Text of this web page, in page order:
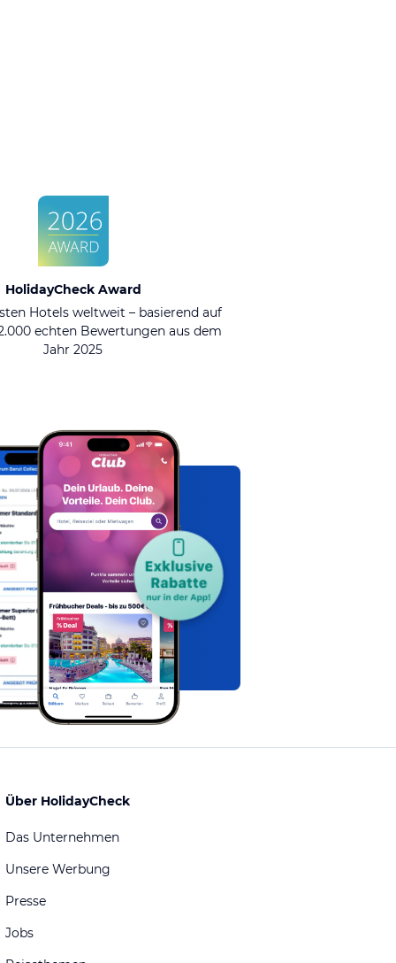
HolidayCheck Award
Hotels weltweit – basierend auf
echten Bewertungen aus dem
Jahr 2025
Über HolidayCheck
Das Unternehmen
Unsere Werbung
Presse
Jobs